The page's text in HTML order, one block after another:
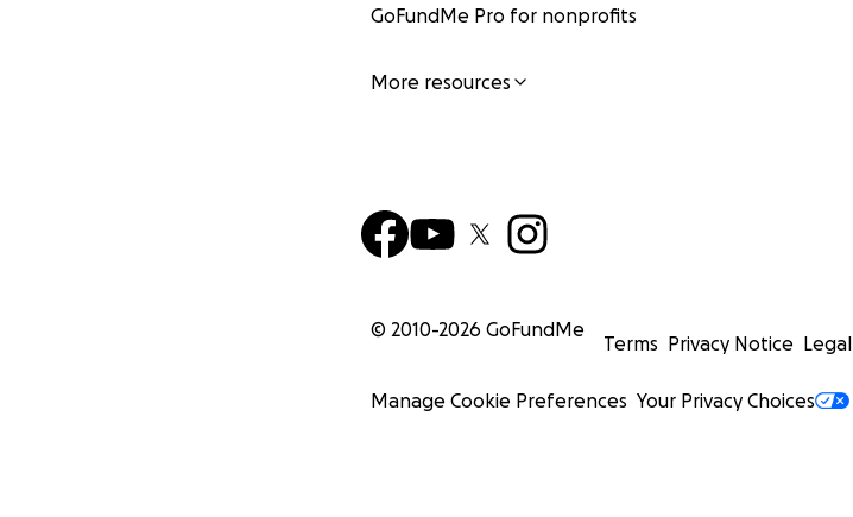
GoFundMe Pro for nonprofits
More resources
© 2010-2026 GoFundMe
Terms Privacy Notice Legal
Manage Cookie Preferences Your Privacy Choices